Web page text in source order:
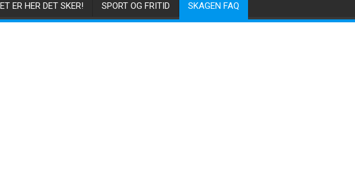
ER HER DET SKER! SPORT OG FRITID SKAGEN FAQ